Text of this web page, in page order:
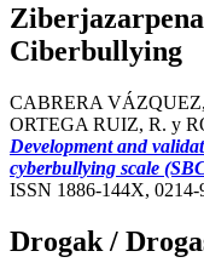
Ciberbullying
CABRERA
ORTEGA RUIZ, R. y
Development and
cyberbullying scale
ISSN 1886-144X, 0214-
Drogak /